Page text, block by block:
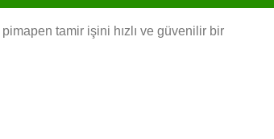
tamir işini hızlı ve güvenilir bir